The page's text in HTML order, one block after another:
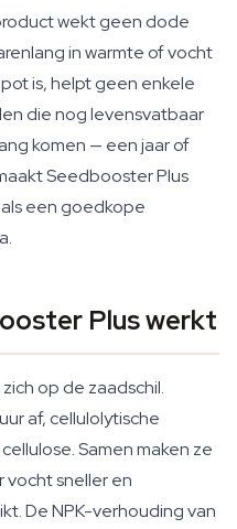
wekt geen dode
in warmte of vocht
is, helpt geen enkele
die nog levensvatbaar
komen — een jaar of
Seedbooster Plus
een goedkope
Plus werkt
op de zaadschil.
af, cellulolytische
Samen maken ze
vocht sneller en
De NPK-verhouding van